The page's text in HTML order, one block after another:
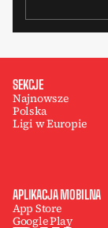
SEKCJE
Najnowsze
Polska
Ligi w Europie
APLIKACJA MOBILNA
App Store
Google Play